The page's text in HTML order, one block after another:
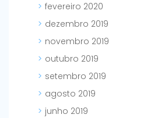
fevereiro 2020
dezembro 2019
novembro 2019
outubro 2019
setembro 2019
agosto 2019
junho 2019